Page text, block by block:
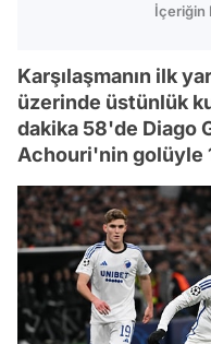
İçeriğin
Karşılaşmanın ilk
üzerinde üstünlük
dakika 58'de Diago
Achouri'nin golüyle